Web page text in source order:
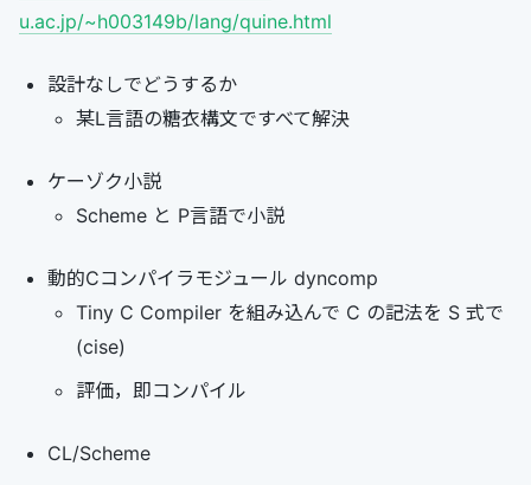
u.ac.jp/~h003149b/lang/quine.html
設計なしでどうするか
某L言語の糖衣構文ですべて解決
ケーゾク小説
Scheme と P言語で小説
動的Cコンパイラモジュール dyncomp
Tiny C Compiler を組み込んで C の記法を S 式で
(cise)
評価，即コンパイル
CL/Scheme